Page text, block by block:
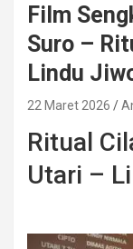
Film
Suro –
Lindu
22 Maret 2026
Ritual
Utari –